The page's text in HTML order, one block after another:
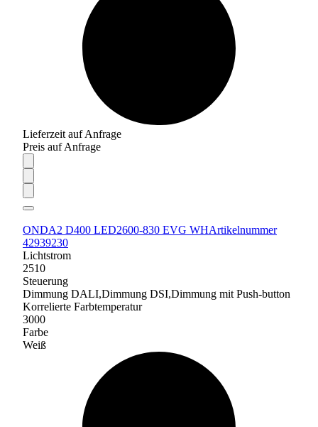
Lieferzeit auf Anfrage
Preis auf Anfrage
ONDA2 D400 LED2600-830 EVG WHArtikelnummer
42939230
Lichtstrom
2510
Steuerung
Dimmung DALI,Dimmung DSI,Dimmung mit Push-button
Korrelierte Farbtemperatur
3000
Farbe
Weiß